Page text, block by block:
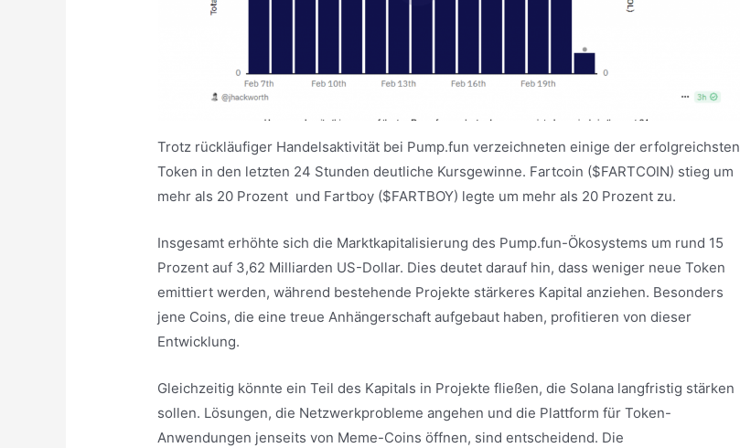
Trotz rückläufiger Handelsaktivität bei Pump.fun verzeichneten einige der erfolgreichsten
Token in den letzten 24 Stunden deutliche Kursgewinne. Fartcoin ($FARTCOIN) stieg um
mehr als 20 Prozent und Fartboy ($FARTBOY) legte um mehr als 20 Prozent zu.
Insgesamt erhöhte sich die Marktkapitalisierung des Pump.fun-Ökosystems um rund 15
Prozent auf 3,62 Milliarden US-Dollar. Dies deutet darauf hin, dass weniger neue Token
emittiert werden, während bestehende Projekte stärkeres Kapital anziehen. Besonders
jene Coins, die eine treue Anhängerschaft aufgebaut haben, profitieren von dieser
Entwicklung.
Gleichzeitig könnte ein Teil des Kapitals in Projekte fließen, die Solana langfristig stärken
sollen. Lösungen, die Netzwerkprobleme angehen und die Plattform für Token-
Anwendungen jenseits von Meme-Coins öffnen, sind entscheidend. Die